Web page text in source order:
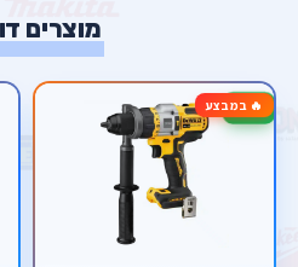
מוצרים
🔥 במבצע-6%